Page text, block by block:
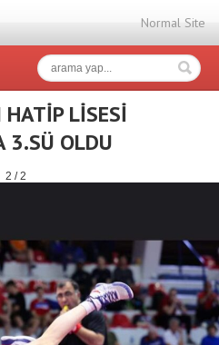
Normal Site
LİSESİ
3.SÜ OLDU
2 / 2